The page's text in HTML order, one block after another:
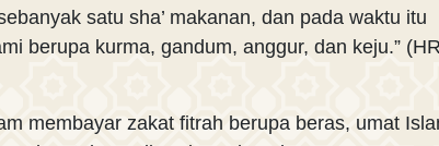
satu sha’ makanan, dan pada waktu itu
berupa kurma, gandum, anggur, dan keju.”
membayar zakat fitrah berupa beras, umat